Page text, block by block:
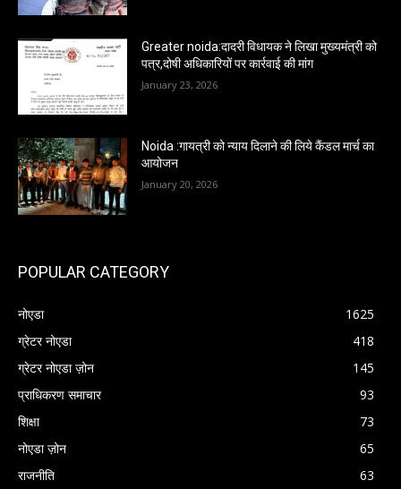
Greater noida:दादरी विधायक ने लिखा मुख्यमंत्री को
पत्र,दोषी अधिकारियों पर कार्रवाई की मांग
January 23, 2026
Noida :गायत्री को न्याय दिलाने की लिये कैंडल मार्च का
आयोजन
January 20, 2026
POPULAR CATEGORY
नोएडा
1625
ग्रेटर नोएडा
418
ग्रेटर नोएडा ज़ोन
145
प्राधिकरण समाचार
93
शिक्षा
73
नोएडा ज़ोन
65
राजनीति
63